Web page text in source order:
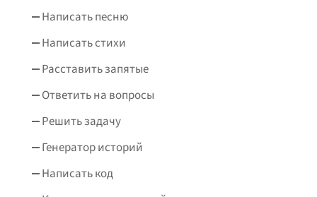
Написать песню
Написать стихи
Расставить запятые
Ответить на вопросы
Решить задачу
Генератор историй
Написать код